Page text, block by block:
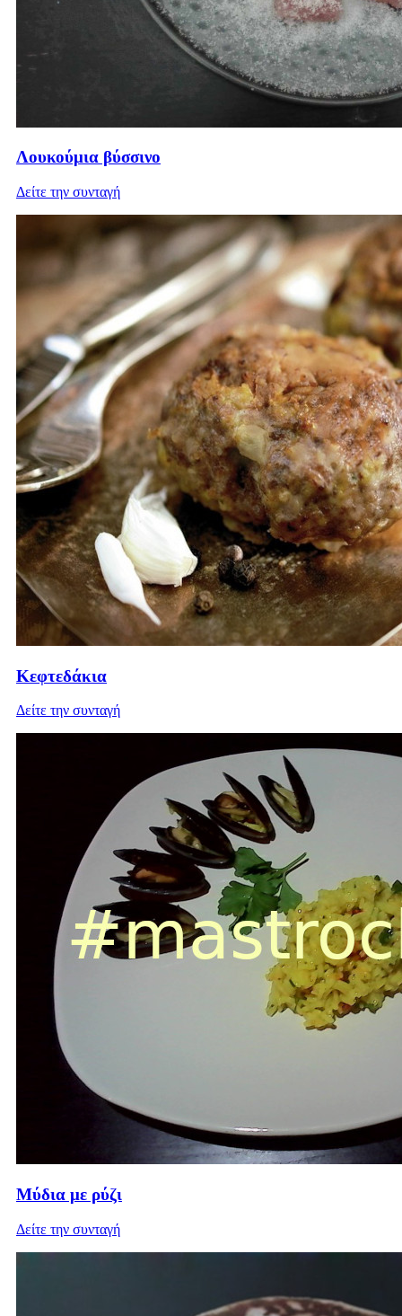
Λουκούμια βύσσινο
Δείτε την συνταγή
Κεφτεδάκια
Δείτε την συνταγή
Μύδια με ρύζι
Δείτε την συνταγή